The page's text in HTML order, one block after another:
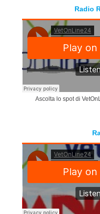
Radio
Ascolta lo spot di